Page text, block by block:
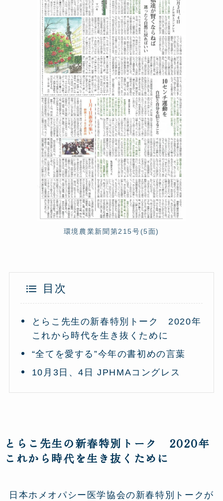
環境農業新聞第215号(5面)
目次
とらこ先生の新春特別トーク 2020年
これから時代を生き抜くために
“全てを愛する”今年の書初めの言葉
10月3日、4日 JPHMAコングレス
とらこ先生の新春特別トーク 2020年
これから時代を生き抜くために
日本ホメオパシー医学協会の新春特別トークが